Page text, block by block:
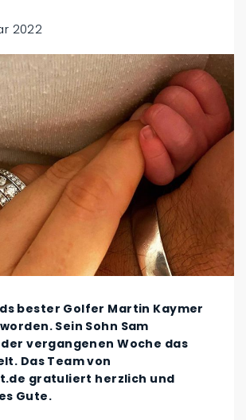
2022
bester Golfer Martin Kaymer
Sein Sohn Sam
vergangenen Woche das
Das Team von
gratuliert herzlich und
Gute.